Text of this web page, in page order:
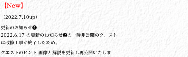
【New】
（2022.7.10up）
更新のお知らせ❹
2022.6.17 の更新のお知らせ❷の一時非公開のクエスト
は改修工事が終了したため、
クエストのヒント 画像と解説を更新し再公開いたしま